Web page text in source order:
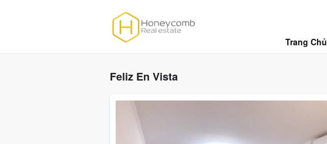
Trang Chủ
Feliz En Vista